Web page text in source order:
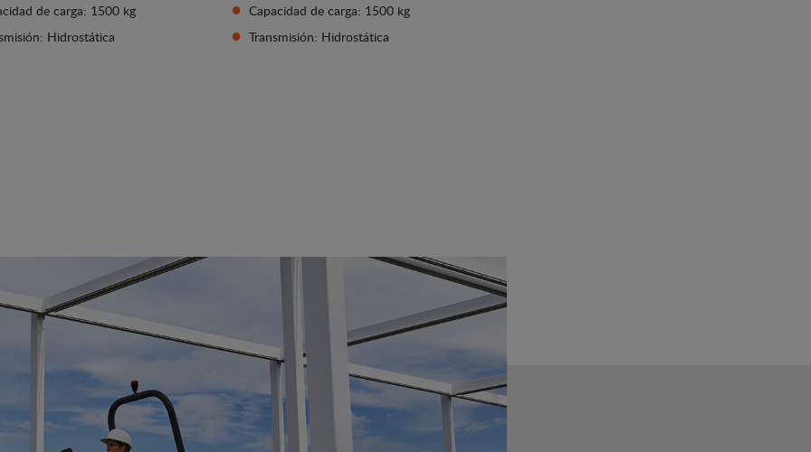
de carga: 1500 kg
Hidrostática
Capacidad de carga: 1500 kg
Transmisión: Hidrostática